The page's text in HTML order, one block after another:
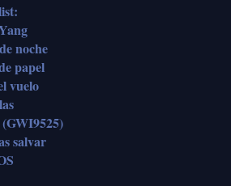
noche
papel
vuelo
salvar